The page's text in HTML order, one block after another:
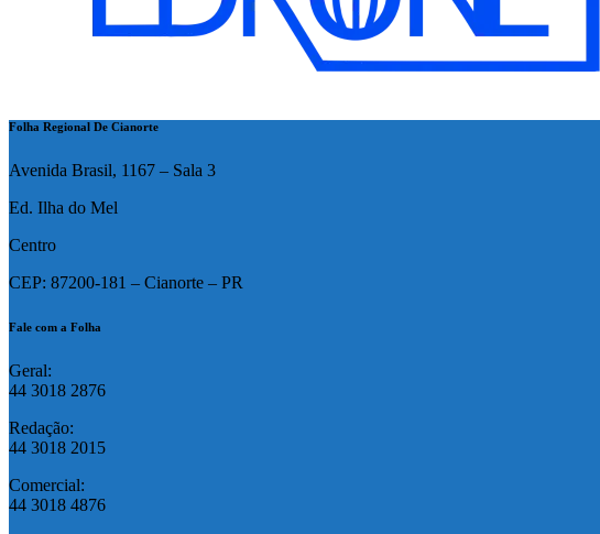
Folha Regional De Cianorte
Avenida Brasil, 1167 – Sala 3
Ed. Ilha do Mel
Centro
CEP: 87200-181 – Cianorte – PR
Fale com a Folha
Geral:
44 3018 2876
Redação:
44 3018 2015
Comercial:
44 3018 4876